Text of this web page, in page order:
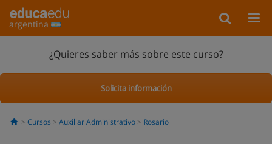
argentina
¿Quieres saber más sobre este curso?
Solicita información
Cursos Auxiliar Administrativo Rosario